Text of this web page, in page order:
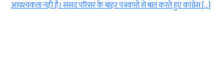
आवश्यकता नहीं है। संसद परिसर के बाहर पत्रकारों से बात करते हुए कांग्रेस […]